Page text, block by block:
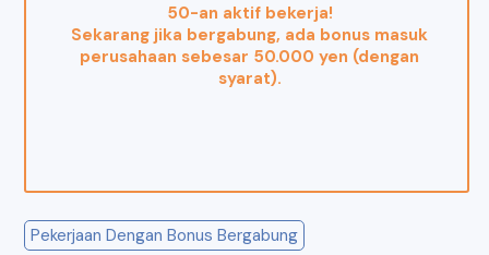
50-an aktif bekerja!
Sekarang jika bergabung, ada bonus masuk
perusahaan sebesar 50.000 yen (dengan
syarat).
Pekerjaan Dengan Bonus Bergabung